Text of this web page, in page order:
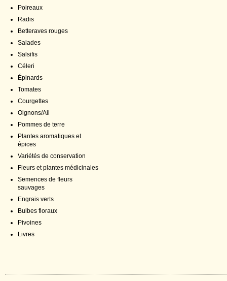
Poireaux
Radis
Betteraves rouges
Salades
Salsifis
Céleri
Épinards
Tomates
Courgettes
Oignons/Ail
Pommes de terre
Plantes aromatiques et
épices
Variétés de conservation
Fleurs et plantes médicinales
Semences de fleurs
sauvages
Engrais verts
Bulbes floraux
Pivoines
Livres